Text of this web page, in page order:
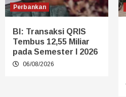
Perbankan
BI: Transaksi QRIS
Tembus 12,55 Miliar
pada Semester I 2026
06/08/2026